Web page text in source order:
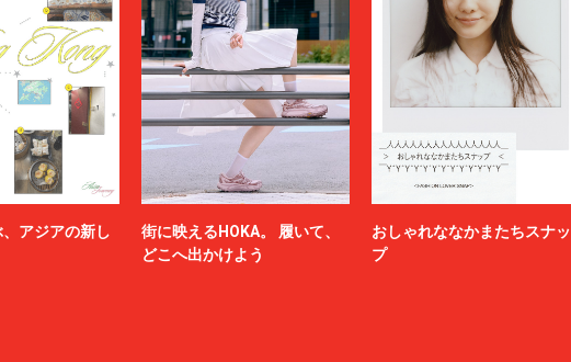
アジアの新し
街に映えるHOKA。 履いて、
どこへ出かけよう
おしゃれななかまたちスナッ
プ